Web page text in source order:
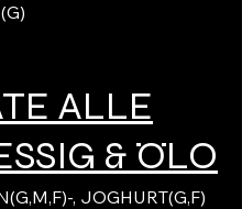
ALLE
& ÖLO
, JOGHURT(G,F)